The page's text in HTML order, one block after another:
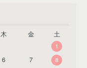
木 金 土
1
6 7
8